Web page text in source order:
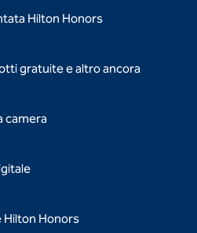
Hilton Honors
gratuite e altro ancora
camera
Hilton Honors